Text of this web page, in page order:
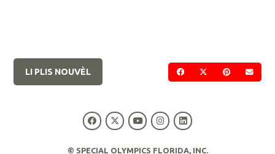
PATAJE SOUPATAJE SOU
PATAJE
LI PLIS NOUVÈL
© SPECIAL OLYMPICS FLORIDA, INC.